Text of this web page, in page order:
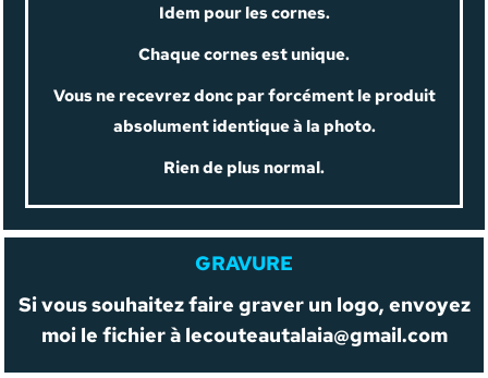
Idem pour les cornes.
Chaque cornes est unique.
Vous ne recevrez donc par forcément le produit
absolument identique à la photo.
Rien de plus normal.
GRAVURE
Si vous souhaitez faire graver un logo, envoyez
moi le fichier à lecouteautalaia@gmail.com